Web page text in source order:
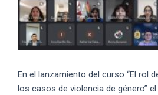
En el lanzamiento del curso “El rol
los casos de violencia de género”